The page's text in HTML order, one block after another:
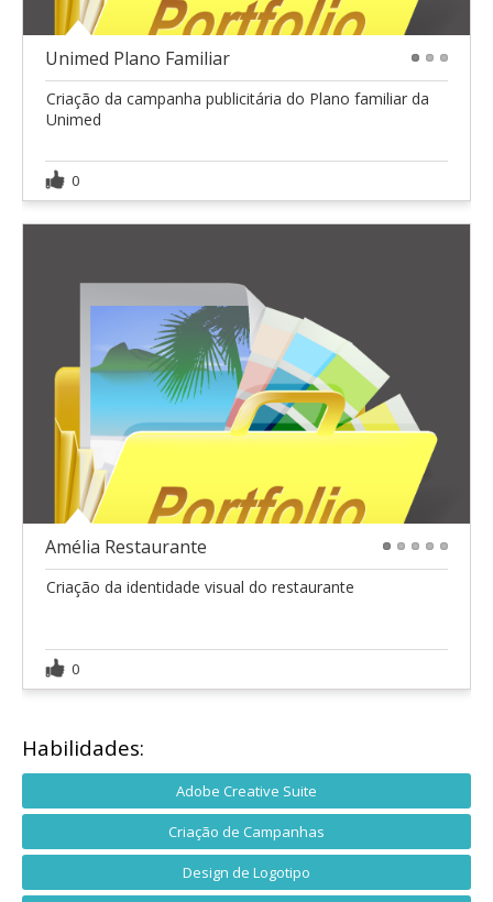
Unimed Plano Familiar
Criação da campanha publicitária do Plano familiar da
Unimed
0
Amélia Restaurante
Criação da identidade visual do restaurante
0
Habilidades:
Adobe Creative Suite
Criação de Campanhas
Design de Logotipo